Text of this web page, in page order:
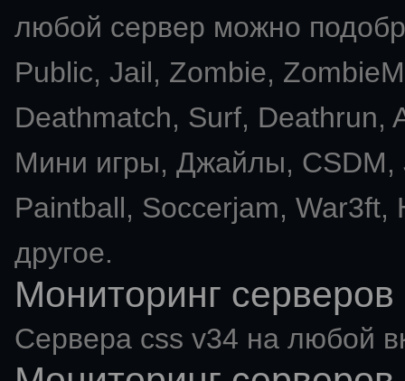
любой сервер можно
Public, Jail, Zombie,
Deathmatch, Surf, Deathrun,
Мини игры, Джайлы, CSDM,
Paintball, Soccerjam, War3ft,
другое.
Мониторинг
Сервера css v34 на любой